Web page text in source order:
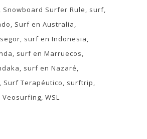
Snowboard Surfer Rule
surf
Surf en Australia
surf en Indonesia
surf en Marruecos
surf en Nazaré
Surf Terapéutico
surftrip
Veosurfing WSL